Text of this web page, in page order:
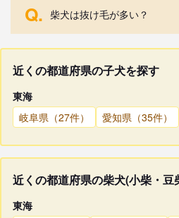
Q. 柴犬は抜け毛が多い？
近くの都道府県の子犬を探す
東海
岐阜県（27件）
愛知県（35件）
近くの都道府県の柴犬(小柴・豆
東海